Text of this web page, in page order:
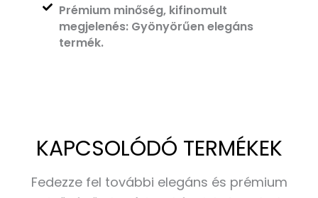
Prémium minőség, kifinomult
megjelenés: Gyönyörűen elegáns
termék.
KAPCSOLÓDÓ TERMÉKEK
Fedezze fel további elegáns és prémium